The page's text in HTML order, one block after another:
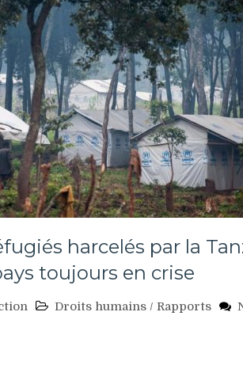
harcelés par la
toujours en crise
Droits humains / Rapports